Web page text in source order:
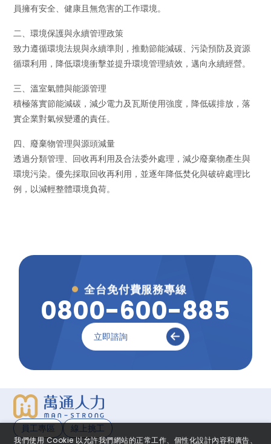
員擁有安全、健康且無危害的工作環境。
二、環境保護與永續管理政策
致力遵循環境法規與永續準則，推動節能減碳、污染預防及資源
循環利用，降低環境衝擊並提升環境管理績效，邁向永續經營。
三、溫室氣體與能源管理
積極落實節能減碳，減少電力及瓦斯使用強度，降低碳排放，落
實企業對氣候變遷的責任。
四、廢棄物管理與源頭減量
透過分類管理、回收再利用及合法委外處理，減少廢棄物產生與
環境污染。優先採取回收再利用，並逐年降低焚化與破碎處理比
例，以減輕整體環境負荷。
全台免付費服務專線
0800-600-885
立即諮詢
員工專區 線上挑工
我們使用 Cookie 以允許我們網站的正常工作、個性化設計內容和廣告、